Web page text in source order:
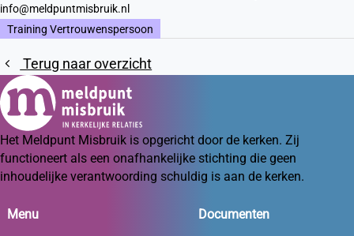
info@meldpuntmisbruik.nl
Training Vertrouwenspersoon
Terug naar overzicht
Het Meldpunt Misbruik is opgericht door de kerken. Zij
functioneert als een onafhankelijke stichting die geen
inhoudelijke verantwoording schuldig is aan de kerken.
Menu
Documenten